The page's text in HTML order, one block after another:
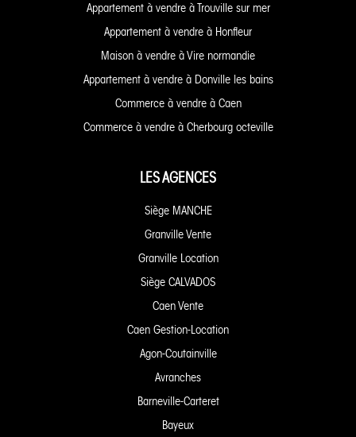
Appartement à vendre à Trouville sur mer
Appartement à vendre à Honfleur
Maison à vendre à Vire normandie
Appartement à vendre à Donville les bains
Commerce à vendre à Caen
Commerce à vendre à Cherbourg octeville
LES AGENCES
Siège MANCHE
Granville Vente
Granville Location
Siège CALVADOS
Caen Vente
Caen Gestion-Location
Agon-Coutainville
Avranches
Barneville-Carteret
Bayeux